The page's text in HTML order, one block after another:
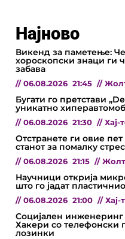
Најново
Викенд за паметење:
хороскопски знаци ги
забава
// 06.08.2026 21:45 //
Бугати го претстави
уникатно
// 06.08.2026 21:30 // Хај-
Отстранете ги овие
станот за помалку стрес
// 06.08.2026 21:15 //
Научници открија
што го јадат
// 06.08.2026 21:00 // Хај-
Социјален инженеринг
Хакери со телефонски
лозинки